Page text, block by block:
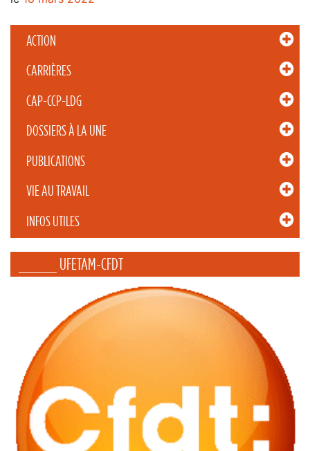
ACTION
CARRIÈRES
CAP-CCP-LDG
DOSSIERS À LA UNE
PUBLICATIONS
VIE AU TRAVAIL
INFOS UTILES
_____ UFETAM-CFDT